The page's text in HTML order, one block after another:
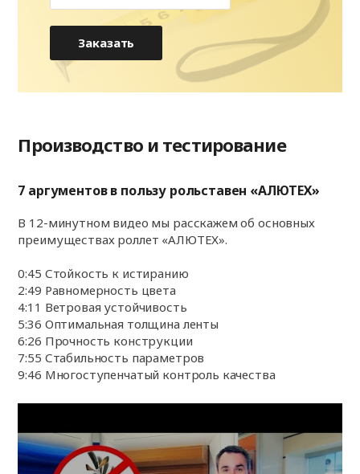
2700
2700 - 124 557
Заказать
Производство и тестирование
7 аргументов в пользу рольставен «АЛЮТЕХ»
В 12-минутном видео мы расскажем об основных
преимуществах роллет «АЛЮТЕХ».
0:45 Стойкость к истиранию
2:49 Равномерность цвета
4:11 Ветровая устойчивость
5:36 Оптимальная толщина ленты
6:26 Прочность конструкции
7:55 Стабильность параметров
9:46 Многоступенчатый контроль качества